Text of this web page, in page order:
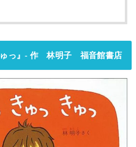
ゅっ』- 作 林明子 福音館書店